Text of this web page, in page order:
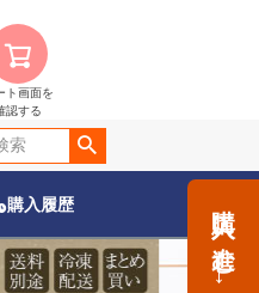
ト画面を
認する
の特別商品！
の特別商品！ レンジでチン
購入履歴 購入に進む→